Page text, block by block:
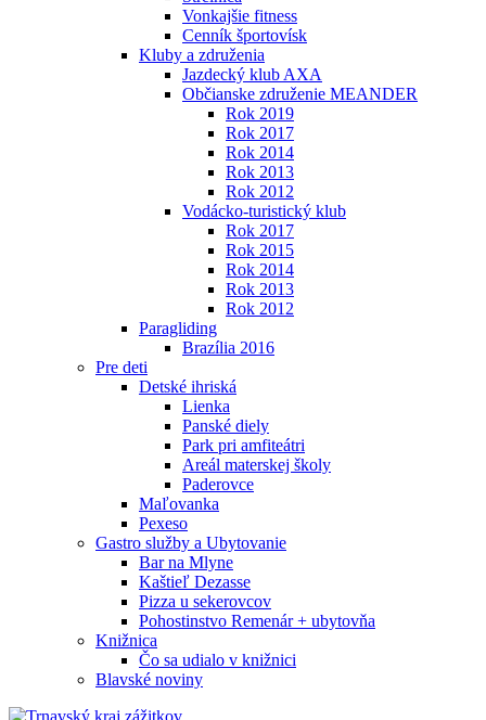
Vonkajšie fitness
Cenník športovísk
Kluby a združenia
Jazdecký klub AXA
Občianske združenie MEANDER
Rok 2019
Rok 2017
Rok 2014
Rok 2013
Rok 2012
Vodácko-turistický klub
Rok 2017
Rok 2015
Rok 2014
Rok 2013
Rok 2012
Paragliding
Brazília 2016
Pre deti
Detské ihriská
Lienka
Panské diely
Park pri amfiteátri
Areál materskej školy
Paderovce
Maľovanka
Pexeso
Gastro služby a Ubytovanie
Bar na Mlyne
Kaštieľ Dezasse
Pizza u sekerovcov
Pohostinstvo Remenár + ubytovňa
Knižnica
Čo sa udialo v knižnici
Blavské noviny